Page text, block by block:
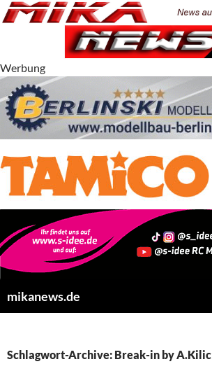
Zum
Inhalt
Werbung
mikanews.de
Schlagwort-Archive: Break-in by A.Kilic